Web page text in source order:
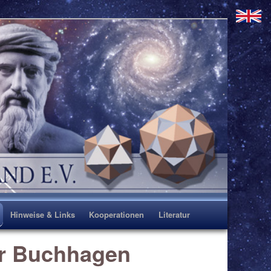
Hinweise & Links Kooperationen Literatur
Buchhagen